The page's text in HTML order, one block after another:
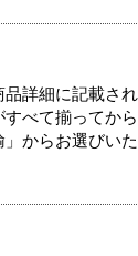
詳細に記載さ
べて揃ってから
からお選びい